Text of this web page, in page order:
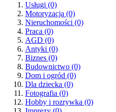
Usługi (0)
Motoryzacja (0)
Nieruchomości (0)
Praca (0)
AGD (0)
Antyki (0)
Biznes (0)
Budownictwo (0)
Dom i ogród (0)
Dla dziecka (0)
Fotografia (0)
Hobby i rozrywka (0)